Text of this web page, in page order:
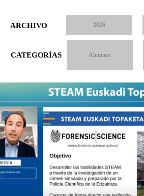
ARCHIVO 2026
CATEGORÍAS Alumnos